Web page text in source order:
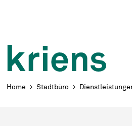
Navigieren
Breadcrumb
Home Stadtbüro